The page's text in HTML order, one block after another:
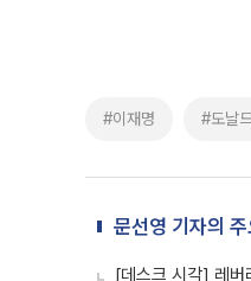
#이재명 #도날
문선영 기자의
[데스크 시각] 레버